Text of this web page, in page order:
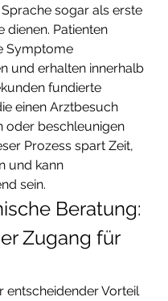
sogar als erste
dienen. Patienten
Symptome
und erhalten innerhalb
fundierte
einen Arztbesuch
oder beschleunigen
Prozess spart Zeit,
und kann
sein.
Beratung:
Zugang für
entscheidender Vorteil